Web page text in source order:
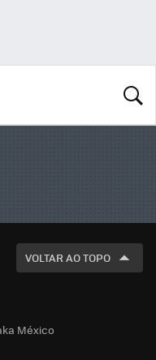
VOLTAR AO TOPO
México